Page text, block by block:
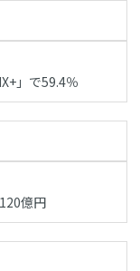
」で59.4％
億円